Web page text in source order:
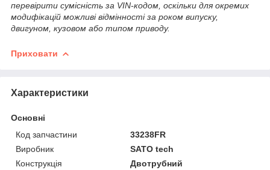
перевірити сумісність за VIN-кодом, оскільки для окремих
модифікацій можливі відмінності за роком випуску,
двигуном, кузовом або типом приводу.
Приховати
Характеристики
Основні
Код запчастини
33238FR
Виробник
SATO tech
Конструкція
Двотрубний